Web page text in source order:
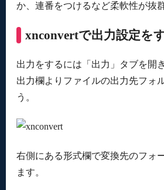
か、連番をつけるなど柔軟性が抜群
xnconvertで出力設定を
出力をするには「出力」タブを開
出力欄よりファイルの出力先フォ
う。
右側にある形式欄で変換先のフォ
ます。